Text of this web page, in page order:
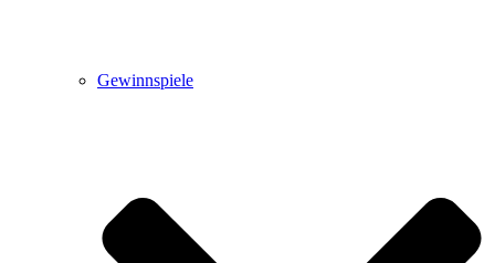
Gewinnspiele